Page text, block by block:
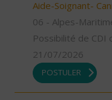
Aide-Soignant-
06 - Alpes-
Possibilité de CDI
21/07/2026
POSTULER